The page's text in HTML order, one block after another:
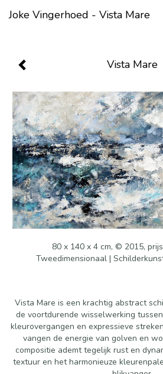
Joke Vingerhoed - Vista Mare
Vista Mare
80 x 140 x 4 cm, © 2015,
Tweedimensionaal |
Vista Mare is een krachtig abstract
de voortdurende wisselwerking
kleurovergangen en expressieve
vangen de energie van golven en
compositie ademt tegelijk rust en
textuur en het harmonieuze